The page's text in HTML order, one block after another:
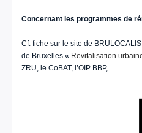
Concernant les programmes de
Cf. fiche sur le site de
de Bruxelles « Revitalisation
ZRU, le CoBAT, l’OIP BBP, …